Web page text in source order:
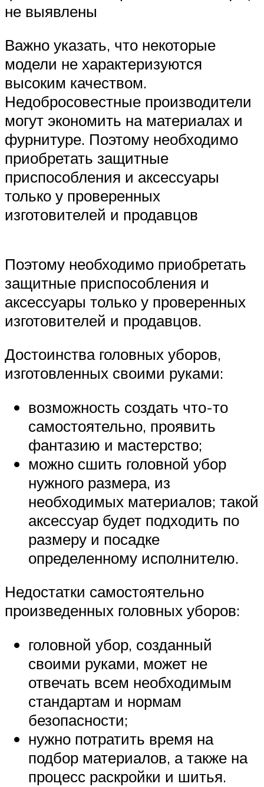
не выявлены
Важно указать, что некоторые
модели не характеризуются
высоким качеством.
Недобросовестные производители
могут экономить на материалах и
фурнитуре. Поэтому необходимо
приобретать защитные
приспособления и аксессуары
только у проверенных
изготовителей и продавцов
Поэтому необходимо приобретать
защитные приспособления и
аксессуары только у проверенных
изготовителей и продавцов.
Достоинства головных уборов,
изготовленных своими руками:
возможность создать что-то
самостоятельно, проявить
фантазию и мастерство;
можно сшить головной убор
нужного размера, из
необходимых материалов; такой
аксессуар будет подходить по
размеру и посадке
определенному исполнителю.
Недостатки самостоятельно
произведенных головных уборов:
головной убор, созданный
своими руками, может не
отвечать всем необходимым
стандартам и нормам
безопасности;
нужно потратить время на
подбор материалов, а также на
процесс раскройки и шитья.